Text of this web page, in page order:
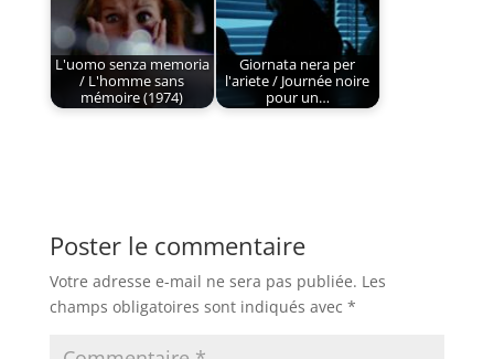
L'uomo senza memoria
/ L'homme sans
mémoire (1974)
Giornata nera per
l'ariete / Journée noire
pour un…
Poster le commentaire
Votre adresse e-mail ne sera pas publiée. Les
champs obligatoires sont indiqués avec *